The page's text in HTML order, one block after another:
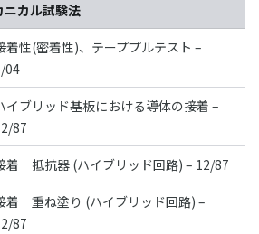
ニカル試験法
着性(密着性)、テーププルテスト –
04
イブリッド基板における導体の接着 –
87
着 抵抗器 (ハイブリッド回路) – 12/87
着 重ね塗り (ハイブリッド回路) –
87